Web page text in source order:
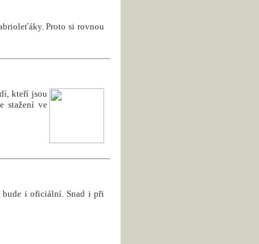
Proto si rovnou
kteří jsou
stažení ve
i oficiální. Snad i při